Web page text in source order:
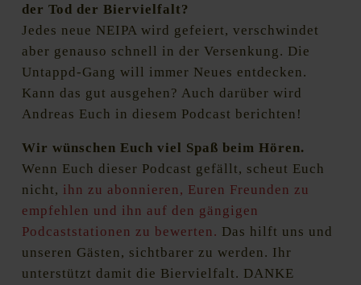
der Tod der Biervielfalt?
Jedes neue NEIPA wird gefeiert, verschwindet
aber genauso schnell in der Versenkung. Die
Untappd-Gang will immer Neues entdecken.
Kann das gut ausgehen? Auch darüber wird
Andreas Euch in diesem Podcast berichten!
Wir wünschen Euch viel Spaß beim Hören.
Wenn Euch dieser Podcast gefällt, scheut Euch
nicht, ihn zu abonnieren, Euren Freunden zu
empfehlen und ihn auf den gängigen
Podcaststationen zu bewerten. Das hilft uns und
unseren Gästen, sichtbarer zu werden. Ihr
unterstützt damit die Biervielfalt. DANKE